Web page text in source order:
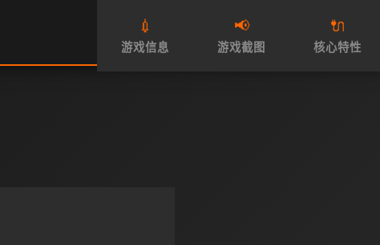
💉
游戏信息
📢
游戏截图
🔌
核心特性